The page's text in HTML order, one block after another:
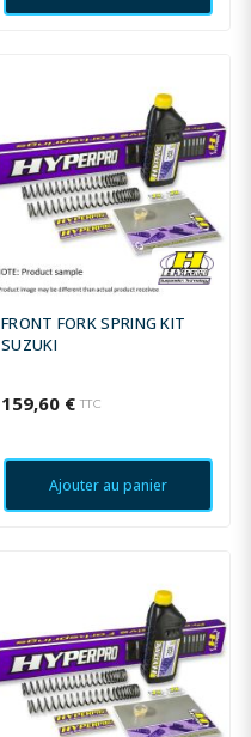
FRONT FORK SPRING KIT
SUZUKI
159,60 € TTC
Ajouter au panier